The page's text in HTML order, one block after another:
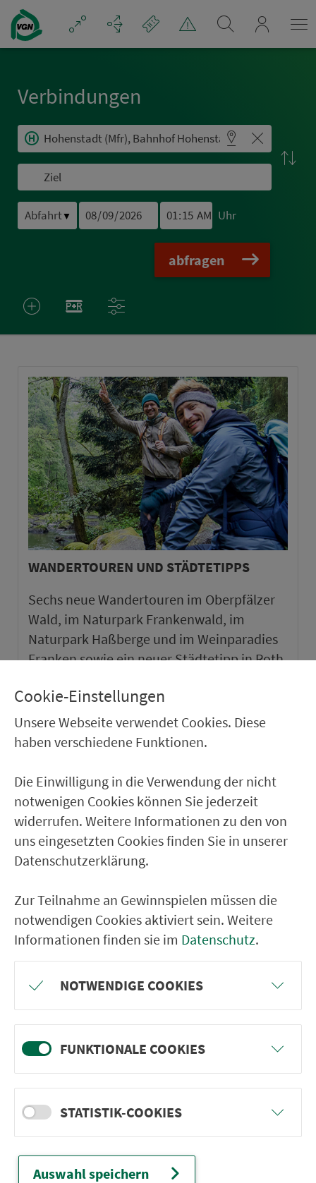
Navigation überspringen
Ver­bin­dungen
▼ Uhr
abfragen
WANDERTOUREN UND STÄDTETIPPS
Sechs neue Wandertouren im Oberpfälzer
Wald, im Naturpark Frankenwald, im
Naturpark Haßberge und im Weinparadies
Franken sowie ein neuer Städtetipp in Roth.
VGN-SOMMER 2026
Mach mit und gewinne einen von 1.000
Team-Plätzen für eine Abenteuer-Rallye!
weiter
Nürn­berg
Cookie-Einstellungen
Unsere Webseite verwendet Cookies. Diese
haben verschiedene Funktionen.
Die Einwilligung in die Verwendung der nicht
notwenigen Cookies können Sie jederzeit
widerrufen. Weitere Informationen zu den von
uns eingesetzten Cookies finden Sie in unserer
Datenschutzerklärung.
Zur Teilnahme an Gewinnspielen müssen die
notwendigen Cookies aktiviert sein. Weitere
Informationen finden sie im Datenschutz.
NOTWENDIGE COOKIES
FUNKTIONALE COOKIES
STATISTIK-COOKIES
Auswahl speichern